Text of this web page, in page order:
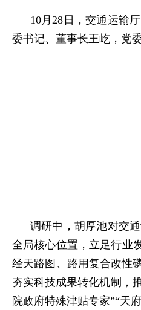
10月28日，交通运输
委书记、董事长王屹，党
调研中，胡厚池对交
全局核心位置，立足行业
经天路图、路用复合改性
夯实科技成果转化机制，
院政府特殊津贴专家”“天